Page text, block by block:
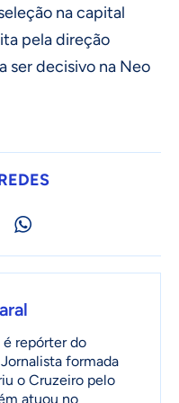
na capital
pela direção
ser decisivo na Neo
é repórter do
formada
o Cruzeiro pelo
atuou no